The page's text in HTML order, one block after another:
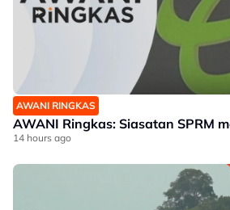
AWANI RINGKAS
AWANI Ringkas: Siasatan SPRM
14 hours ago